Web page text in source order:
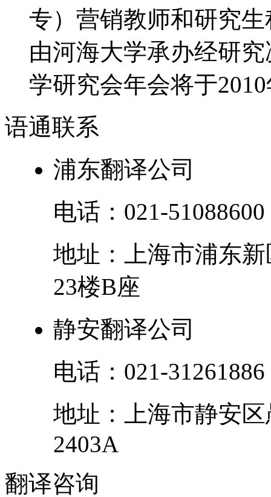
专）营销教师和研究
由河海大学承办经研
学研究会年会将于
语通联系
浦东翻译公司
电话： 021-51088600
地址：
上海市浦东新
23楼B座
静安翻译公司
电话： 021-31261886
地址：
上海市静安区
2403A
翻译咨询